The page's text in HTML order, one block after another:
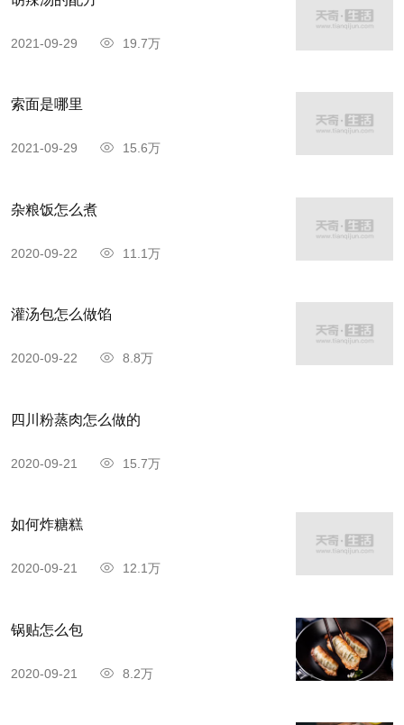
2021-09-29 19.7万
索面是哪里
2021-09-29 15.6万
杂粮饭怎么煮
2020-09-22 11.1万
灌汤包怎么做馅
2020-09-22 8.8万
四川粉蒸肉怎么做的
2020-09-21 15.7万
如何炸糖糕
2020-09-21 12.1万
锅贴怎么包
2020-09-21 8.2万